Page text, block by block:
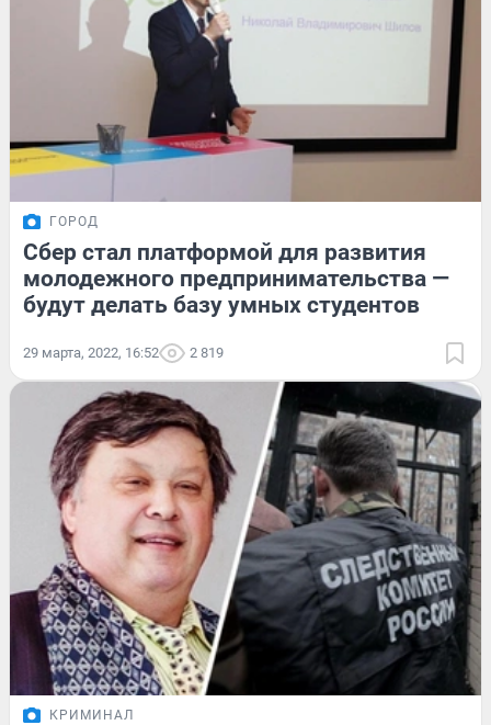
ГОРОД
Сбер стал платформой для развития
молодежного предпринимательства —
будут делать базу умных студентов
29 марта, 2022, 16:52 2 819
КРИМИНАЛ